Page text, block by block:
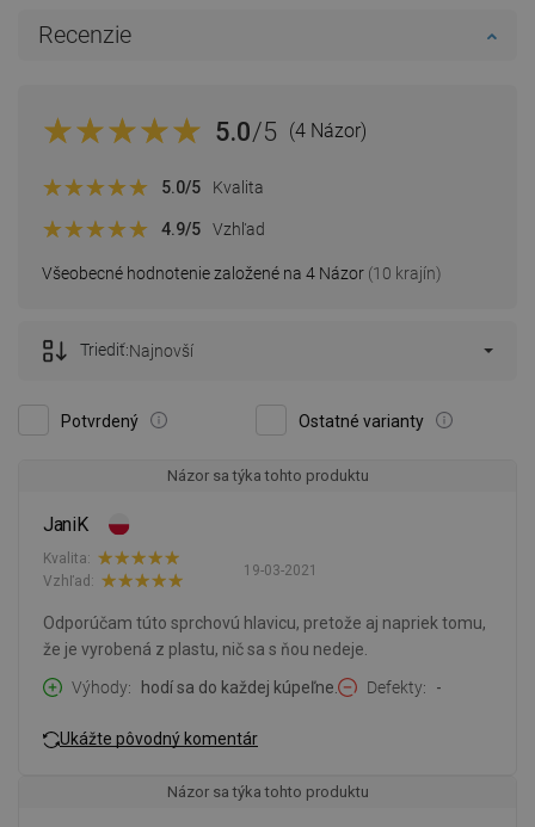
Recenzie
5.0/5 (4 Názor)
Všeobecné hodnotenie založené na 4 Názor (10 krajín)
5.0/5 Kvalita
4.9/5 Vzhľad
Potvrdený Ostatné varianty
Triediť:Najnovší
Názor sa týka tohto produktu
JaniK
19-03-2021
Kvalita:
Vzhľad:
Odporúčam túto sprchovú hlavicu, pretože aj napriek tomu,
že je vyrobená z plastu, nič sa s ňou nedeje.
Výhody
hodí sa do každej kúpeľne. Defekty -
Ukážte pôvodný komentár
Názor sa týka tohto produktu